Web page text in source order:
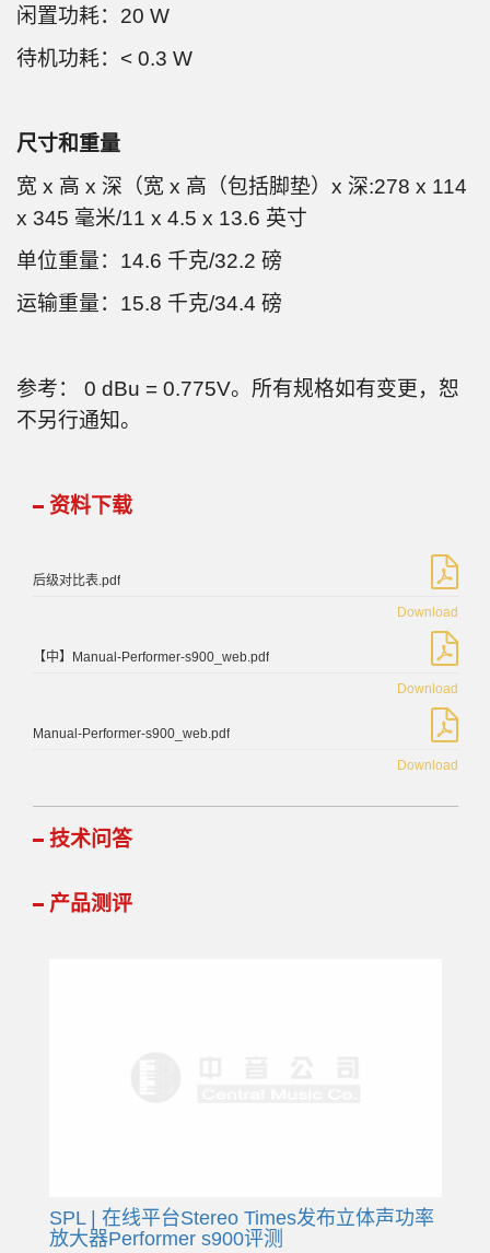
闲置功耗：20 W
待机功耗：< 0.3 W
尺寸和重量
宽 x 高 x 深（宽 x 高（包括脚垫）x 深:278 x 114
x 345 毫米/11 x 4.5 x 13.6 英寸
单位重量：14.6 千克/32.2 磅
运输重量：15.8 千克/34.4 磅
参考： 0 dBu = 0.775V。所有规格如有变更，恕
不另行通知。
资料下载
后级对比表.pdf
Download
【中】Manual-Performer-s900_web.pdf
Download
Manual-Performer-s900_web.pdf
Download
技术问答
产品测评
SPL | 在线平台Stereo Times发布立体声功率
放大器Performer s900评测